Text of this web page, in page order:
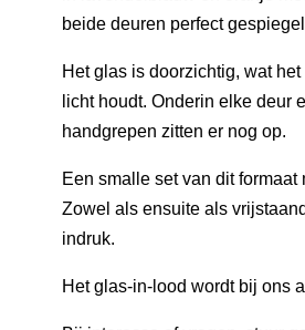
beide deuren perfect
Het glas is doorzichtig, wat
licht houdt. Onderin elke deur
handgrepen zitten er nog op.
Een smalle set van dit formaat
Zowel als ensuite als
indruk.
Het glas-in-lood wordt bij ons